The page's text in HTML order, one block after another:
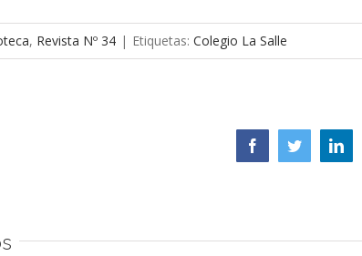
, Revista Nº 34 | Etiquetas:Colegio La Salle
FacebookTwitter